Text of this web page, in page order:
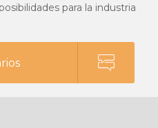
para la industria